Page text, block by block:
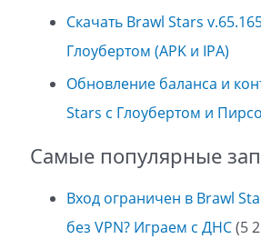
Скачать Brawl Stars
Глоубертом (APK и IPA)
Обновление баланса и
Stars с Глоубертом и
Самые популярные
Вход ограничен в Brawl
без VPN? Играем с ДНС(5